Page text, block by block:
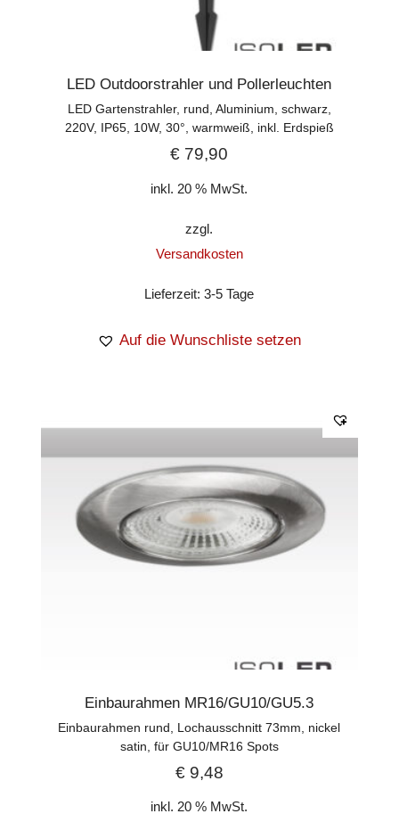
LED Outdoorstrahler und Pollerleuchten
LED Gartenstrahler, rund, Aluminium, schwarz,
220V, IP65, 10W, 30°, warmweiß, inkl. Erdspieß
€ 79,90
inkl. 20 % MwSt.
zzgl.
Versandkosten
Lieferzeit:3-5 Tage
Auf die Wunschliste setzen
Einbaurahmen MR16/GU10/GU5.3
Einbaurahmen rund, Lochausschnitt 73mm, nickel
satin, für GU10/MR16 Spots
€9,48
inkl. 20 % MwSt.